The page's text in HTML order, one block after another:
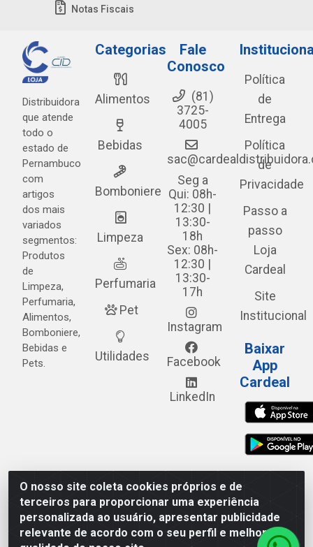
O nosso site coleta cookies próprios e de
terceiros para proporcionar uma experiência
personalizada ao usuário, apresentar publicidade
relevante de acordo com o seu perfil e melhorar a
Notas Fiscais
Distribuidora
que atende
todo o
estado de
Pernambuco
com
artigos
dos mais
variados
segmentos:
Produtos
de
Limpeza,
Perfumaria,
Alimentos,
Bomboniere,
Bebidas e
Pets.
Categorias
Alimentos
Bebidas
Bomboniere
Limpeza
Perfumaria
Pet
Utilidades
Fale
Conosco
(81)
3725-
4005
Seg a
Qui: 08h-
12:30 |
13:30-
18h
Sex: 08h-
12:30 |
13:30-
17h
Instagram
Facebook
LinkedIn
Política
de
Entrega
Política
de
Privacidade
Passo a
passo
Loja
Cardeal
Site
Institucional
Baixar
App
Cardeal
Cardeal Distribuidora - Estrada Alto do Moura, 582 - Alto
do Moura - Caruaru/PE - CEP 55.040-120 - CNPJ
05.253.499/0001-62